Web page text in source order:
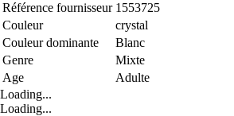
Référence fournisseur 1553725
Couleur
crystal
Couleur dominante
Blanc
Genre
Mixte
Age
Adulte
Loading...
Loading...